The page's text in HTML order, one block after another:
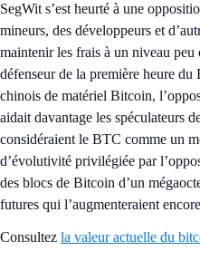
SegWit s’est heurté à une
mineurs, des développeurs et
maintenir les frais à un niveau
défenseur de la première heure
chinois de matériel Bitcoin,
aidait davantage les spéculateurs
considéraient le BTC comme un
d’évolutivité privilégiée par
des blocs de Bitcoin d’un
futures qui l’augmenteraient
Consultez la valeur actuelle du